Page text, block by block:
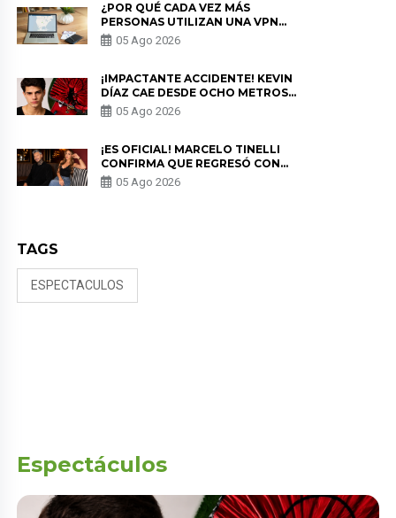
¿POR QUÉ CADA VEZ MÁS
PERSONAS UTILIZAN UNA VPN
PARA PROTEGER SU
PRIVACIDAD?
05 Ago 2026
¡IMPACTANTE ACCIDENTE! KEVIN
DÍAZ CAE DESDE OCHO METROS
EN “ESTO ES GUERRA” Y GENERA
PREOCUPACIÓN
05 Ago 2026
¡ES OFICIAL! MARCELO TINELLI
CONFIRMA QUE REGRESÓ CON
MILETT FIGUEROA: “EL AMOR
PUDO MÁS”
05 Ago 2026
TAGS
ESPECTACULOS
Espectáculos